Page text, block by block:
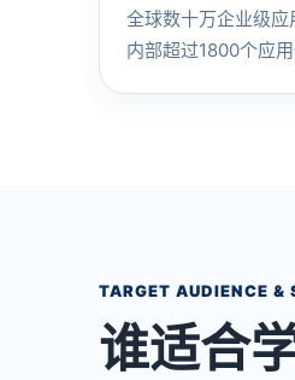
全球数十万企业级
内部超过1800个应
TARGET AUDIENCE &
谁适合